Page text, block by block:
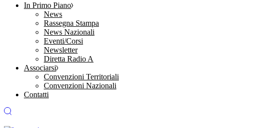
In Primo Piano
News
Rassegna Stampa
News Nazionali
Eventi/Corsi
Newsletter
Diretta Radio A
Associarsi
Convenzioni Territoriali
Convenzioni Nazionali
Contatti